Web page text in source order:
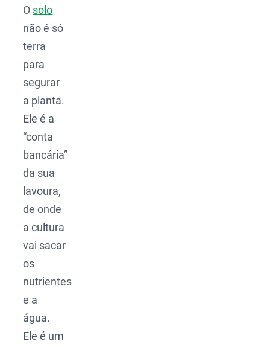
O solo
não é só
terra
para
segurar
a planta.
Ele é a
“conta
bancária”
da sua
lavoura,
de onde
a cultura
vai sacar
os
nutrientes
e a
água.
Ele é um